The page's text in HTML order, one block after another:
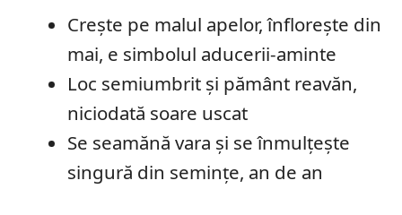
Crește pe malul apelor, înflorește din
mai, e simbolul aducerii-aminte
Loc semiumbrit și pământ reavăn,
niciodată soare uscat
Se seamănă vara și se înmulțește
singură din semințe, an de an